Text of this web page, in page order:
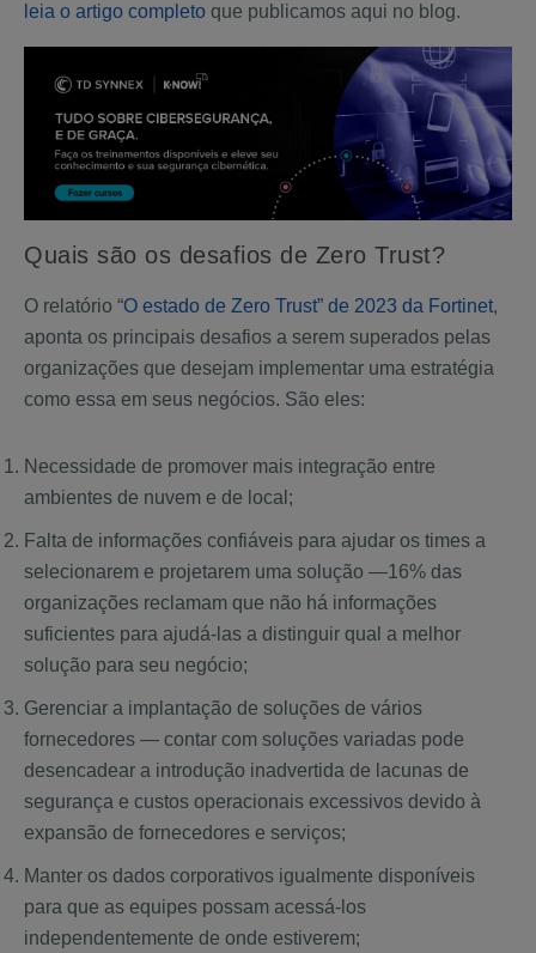
leia o artigo completo que publicamos aqui no blog.
Quais são os desafios de Zero Trust?
O relatório “O estado de Zero Trust” de 2023 da Fortinet,
aponta os principais desafios a serem superados pelas
organizações que desejam implementar uma estratégia
como essa em seus negócios. São eles:
Necessidade de promover mais integração entre
ambientes de nuvem e de local;
Falta de informações confiáveis para ajudar os times a
selecionarem e projetarem uma solução —16% das
organizações reclamam que não há informações
suficientes para ajudá-las a distinguir qual a melhor
solução para seu negócio;
Gerenciar a implantação de soluções de vários
fornecedores — contar com soluções variadas pode
desencadear a introdução inadvertida de lacunas de
segurança e custos operacionais excessivos devido à
expansão de fornecedores e serviços;
Manter os dados corporativos igualmente disponíveis
para que as equipes possam acessá-los
independentemente de onde estiverem;